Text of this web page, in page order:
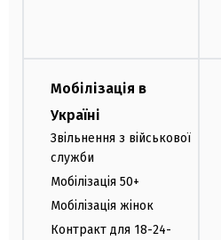
Мобілізація в
Україні
Звільнення з військової
служби
Мобілізація 50+
Мобілізація жінок
Контракт для 18-24-